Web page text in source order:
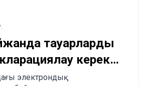
тауарларды
керек
электрондық